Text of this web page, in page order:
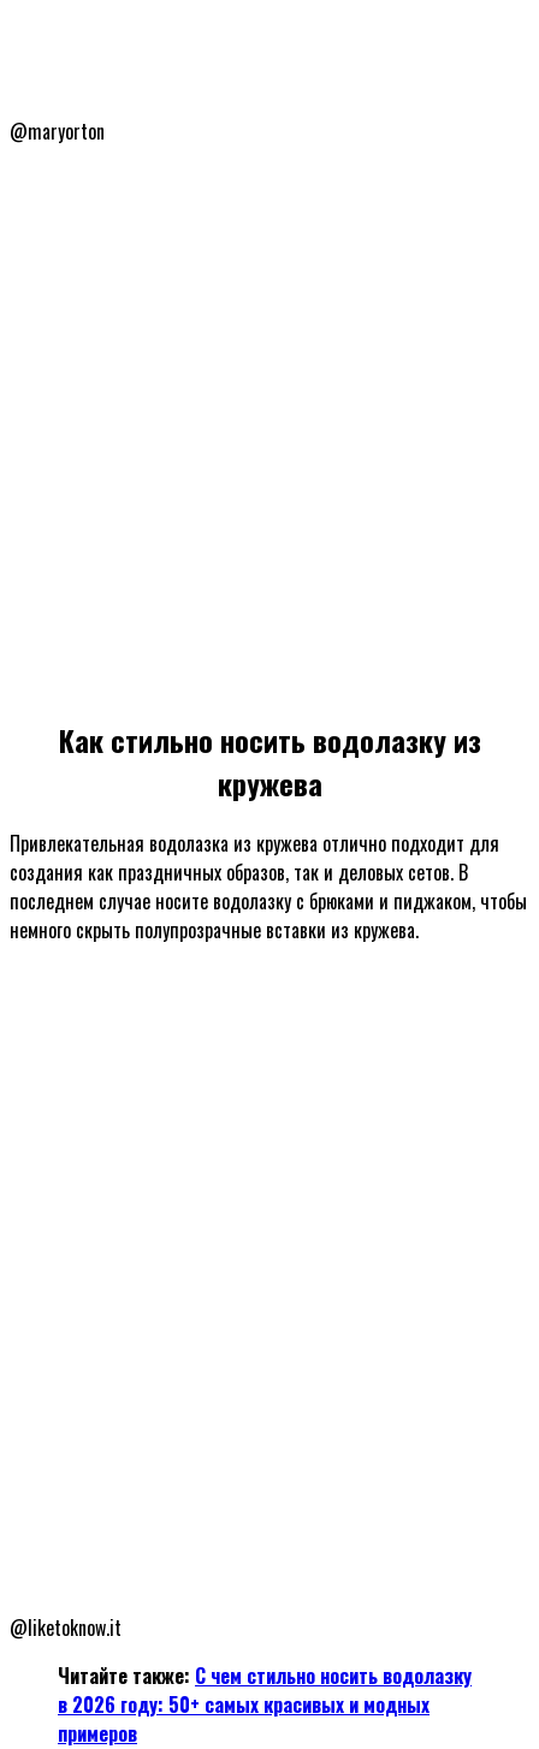
@maryorton
Как стильно носить водолазку из
кружева
Привлекательная водолазка из кружева отлично подходит для
создания как праздничных образов, так и деловых сетов. В
последнем случае носите водолазку с брюками и пиджаком, чтобы
немного скрыть полупрозрачные вставки из кружева.
@liketoknow.it
Читайте также: С чем стильно носить водолазку
в 2026 году: 50+ самых красивых и модных
примеров